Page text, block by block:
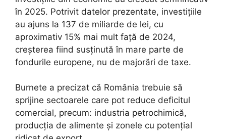
în 2025. Potrivit datelor prezentate, investițiile
au ajuns la 137 de miliarde de lei, cu
aproximativ 15% mai mult față de 2024,
creșterea fiind susținută în mare parte de
fondurile europene, nu de majorări de taxe.
Burnete a precizat că România trebuie să
sprijine sectoarele care pot reduce deficitul
comercial, precum: industria petrochimică,
producția de alimente și zonele cu potențial